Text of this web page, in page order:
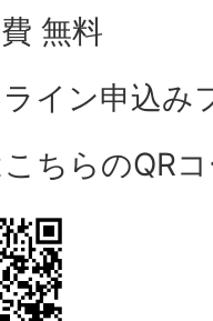
無料
イン申込み
ちらのQR